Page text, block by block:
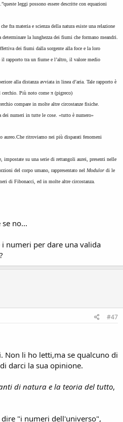
leggi possono essere descritte con equazioni
fra materia e scienza della natura esiste una relazione
la lunghezza dei fiumi che formano meandri.
dei fiumi dalla sorgente alla foce e la loro
il rapporto tra un fiume e l’altro, il valore medio
alla distanza avviata in linea d’aria. Tale rapporto è
Più noto come π (pigreco)
compare in molte altre circostanze fisiche.
dei numeri in tutte le cose. «tutto è numero»
aureo.Che ritroviamo nei più disparati fenomeni
su una serie di rettangoli aurei, presenti nelle
del corpo umano, rappresentato nel Modulor di le
di Fibonacci, ed in molte altre circostanza.
no...
numeri per dare una valida
#47
li ho letti,ma se qualcuno di
darci la sua opinione.
di natura e la teoria del tutto,
"i numeri dell'universo",